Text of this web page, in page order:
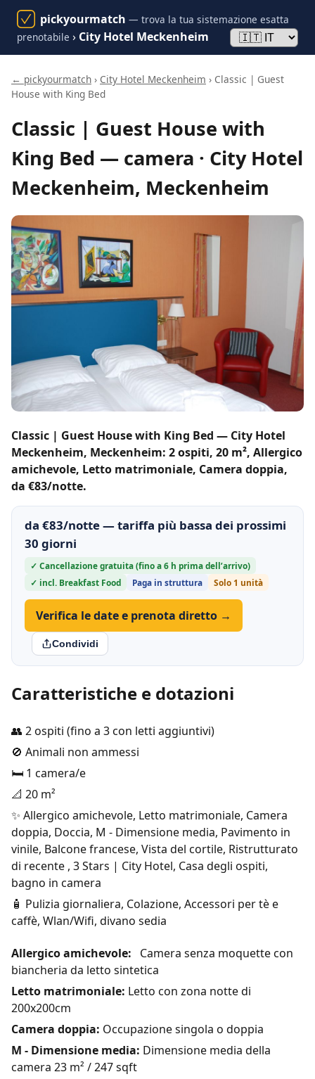
pickyourmatch — trova la tua sistemazione esatta
prenotabile › City Hotel Meckenheim
← pickyourmatch › City Hotel Meckenheim › Classic | Guest
House with King Bed
Classic | Guest House with
King Bed — camera · City Hotel
Meckenheim, Meckenheim
Classic | Guest House with King Bed — City Hotel
Meckenheim, Meckenheim: 2 ospiti, 20 m², Allergico
amichevole, Letto matrimoniale, Camera doppia,
da €83/notte.
da €83/notte — tariffa più bassa dei prossimi
30 giorni
✓ Cancellazione gratuita (fino a 6 h prima dell’arrivo)
✓ incl. Breakfast Food
Paga in struttura Solo 1 unità
Verifica le date e prenota diretto →
Condividi
Caratteristiche e dotazioni
👥 2 ospiti (fino a 3 con letti aggiuntivi)
🚫 Animali non ammessi
🛏️ 1 camera/e
📐 20 m²
✨ Allergico amichevole, Letto matrimoniale, Camera
doppia, Doccia, M - Dimensione media, Pavimento in
vinile, Balcone francese, Vista del cortile, Ristrutturato
di recente , 3 Stars | City Hotel, Casa degli ospiti,
bagno in camera
🧴 Pulizia giornaliera, Colazione, Accessori per tè e
caffè, Wlan/Wifi, divano sedia
Allergico amichevole: Camera senza moquette con
biancheria da letto sintetica
Letto matrimoniale: Letto con zona notte di
200x200cm
Camera doppia: Occupazione singola o doppia
M - Dimensione media: Dimensione media della
camera 23 m² / 247 sqft